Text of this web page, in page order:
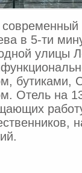
в 5-ти
улицы
бутиками,
Отель на